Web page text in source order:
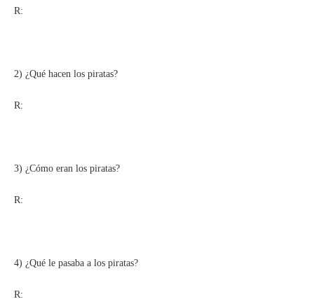
R:
2) ¿Qué hacen los piratas?
R:
3) ¿Cómo eran los piratas?
R:
4) ¿Qué le pasaba a los piratas?
R: